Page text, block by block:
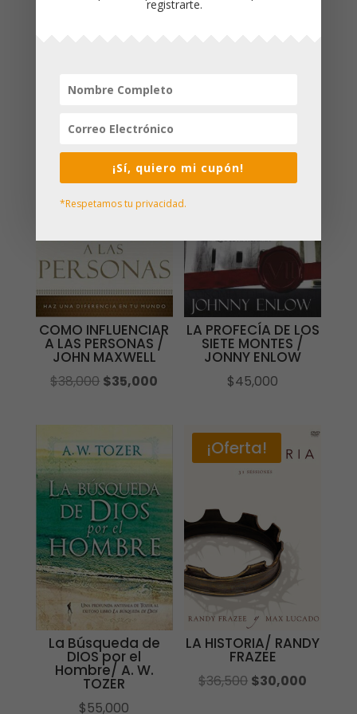
Palabra de Dios?Un versículo
Productos relacionados
¡Oferta!
COMO INFLUENCIAR
A LAS PERSONAS /
JOHN MAXWELL
$38,000 El
era:
$38,000.
$35,000
$35,000.
LA PROFECÍA DE LOS
SIETE MONTES /
JONNY ENLOW
$45,000
La Búsqueda de
DIOS por el
Hombre/ A. W.
TOZER
$55,000
¡Oferta!
LA HISTORIA/ RANDY
FRAZEE
$36,500 El
$30,000
registrarte.
¡Sí, quiero mi cupón!
*Respetamos tu privacidad.